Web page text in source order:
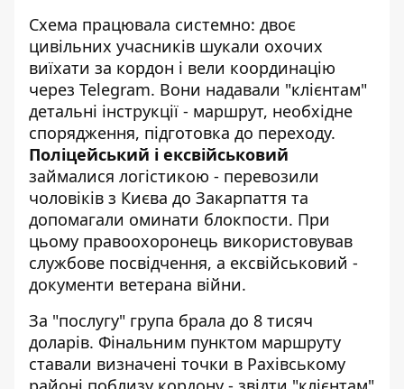
Схема працювала системно: двоє
цивільних учасників шукали охочих
виїхати за кордон і вели координацію
через Telegram. Вони надавали "клієнтам"
детальні інструкції - маршрут, необхідне
спорядження, підготовка до переходу.
Поліцейський і ексвійськовий
займалися логістикою - перевозили
чоловіків з Києва до Закарпаття та
допомагали оминати блокпости. При
цьому правоохоронець використовував
службове посвідчення, а ексвійськовий -
документи ветерана війни.
За "послугу" група брала до 8 тисяч
доларів. Фінальним пунктом маршруту
ставали визначені точки в Рахівському